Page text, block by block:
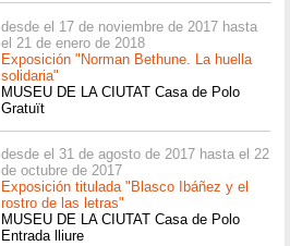
desde el 17 de noviembre de 2017 hasta
el 21 de enero de 2018
Exposición "Norman Bethune. La huella
solidaria"
MUSEU DE LA CIUTAT Casa de Polo
Gratuït
desde el 31 de agosto de 2017 hasta el 22
de octubre de 2017
Exposición titulada "Blasco Ibáñez y el
rostro de las letras"
MUSEU DE LA CIUTAT Casa de Polo
Entrada lliure